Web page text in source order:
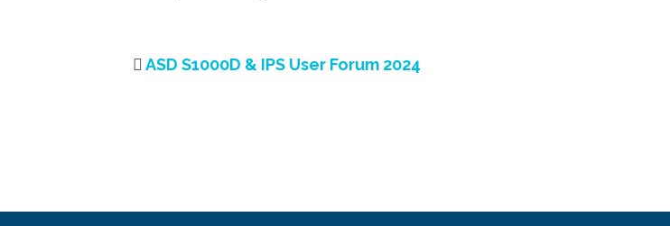
ASD S1000D & IPS User Forum 2024